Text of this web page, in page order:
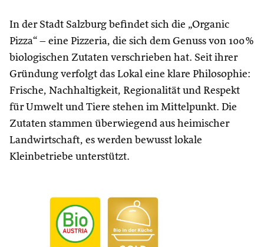
In der Stadt Salzburg befindet sich die „Organic
Pizza“ – eine Pizzeria, die sich dem Genuss von 100 %
biologischen Zutaten verschrieben hat. Seit ihrer
Gründung verfolgt das Lokal eine klare Philosophie:
Frische, Nachhaltigkeit, Regionalität und Respekt
für Umwelt und Tiere stehen im Mittelpunkt. Die
Zutaten stammen überwiegend aus heimischer
Landwirtschaft, es werden bewusst lokale
Kleinbetriebe unterstützt.